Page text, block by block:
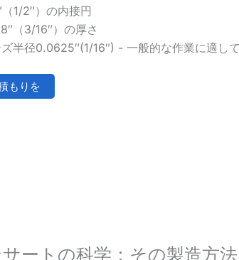
1/2″）の内接円
（3/16″）の厚さ
ズ半径0.0625″(1/16″) - 一般的な作業に適して
もりを
ートの科学：その製造方